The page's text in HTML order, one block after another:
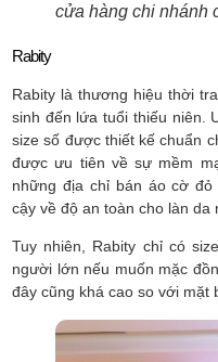
cửa hàng chi nhánh
Rabity
Rabity là thương hiệu thời
sinh đến lứa tuổi thiếu niên.
size số được thiết kế chuẩn
được ưu tiên về sự mềm
những địa chỉ bán áo cờ
cậy về độ an toàn cho làn da
Tuy nhiên, Rabity chỉ có
người lớn nếu muốn mặc
đây cũng khá cao so với mặt